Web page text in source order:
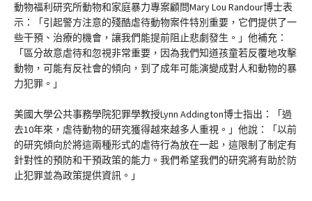
動物福利研究所動物和家庭暴力專案顧問Mary Lou Randour博士表
示：「引起警方注意的殘酷虐待動物案件特別重要，它們提供了一
些干預、治療的機會，讓我們能提前阻止悲劇發生。」他補充：
「區分故意虐待和忽視非常重要，因為我們知道孩童若反覆地攻擊
動物，可能有反社會的傾向，到了成年可能演變成對人和動物的暴
力犯罪。」
美國大學公共事務學院犯罪學教授Lynn Addington博士指出：「過
去10年來，虐待動物的研究獲得越來越多人重視。」他說：「以前
的研究傾向於將這兩種形式的虐待行為放在一起，這限制了制定有
針對性的預防和干預政策的能力。我們希望我們的研究將有助於防
止犯罪並為政策提供資訊。」